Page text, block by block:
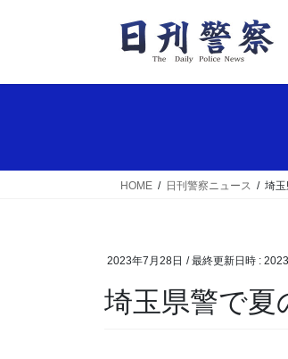
HOME 日刊警察ニュース 埼
2023年7月28日 / 最終更新日時 :
埼玉県警で